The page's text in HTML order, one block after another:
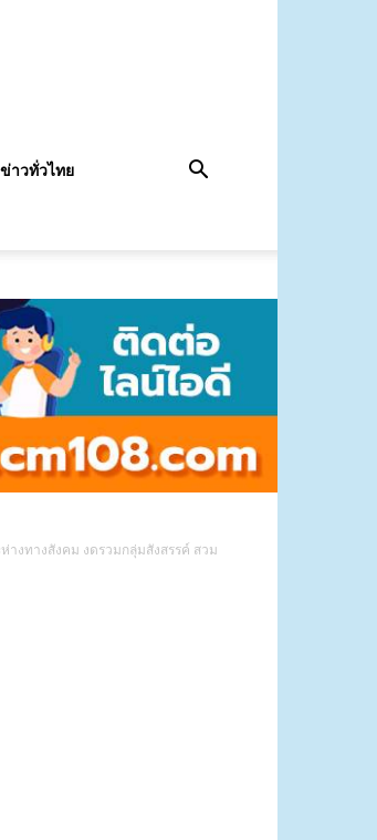
ข่าวทั่วไทย
างทางสังคม งดรวมกลุ่มสังสรรค์ สวม